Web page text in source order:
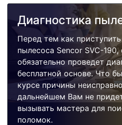
Диагностика
Перед тем как
пылесоса Sencor SVC-190,
обязательно проведет
бесплатной основе. Что
курсе причины
дальнейшем Вам не
вызывать мастера для
поломок.